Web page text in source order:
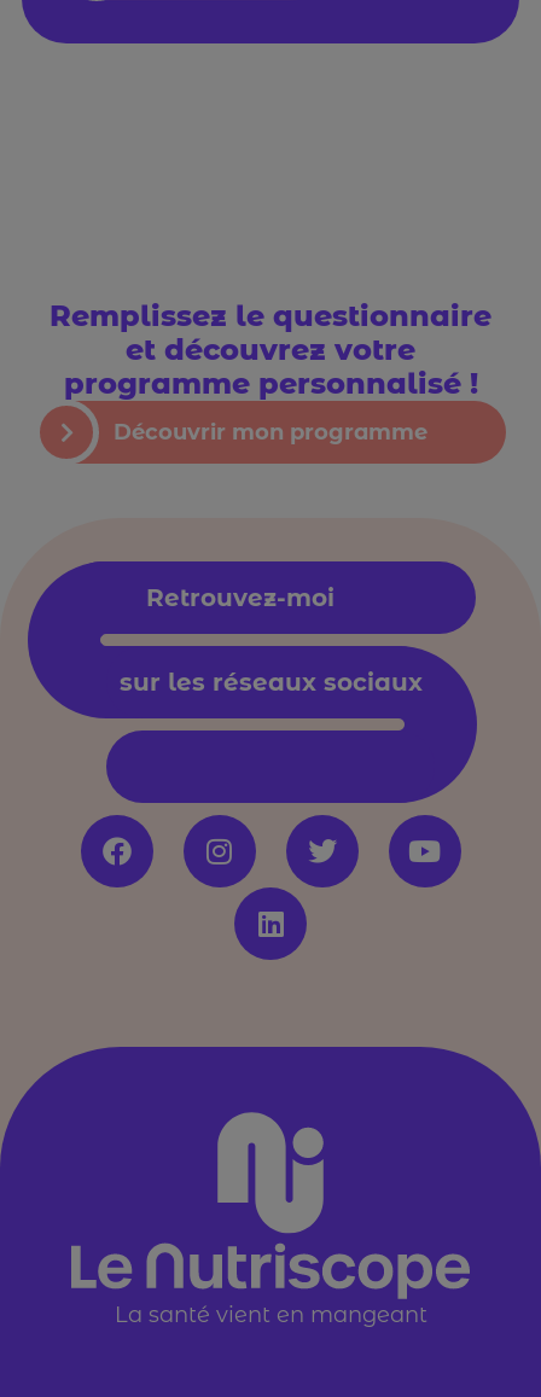
Remplissez le questionnaire
et découvrez votre
programme personnalisé !
Découvrir mon programme
Retrouvez-moi
sur les réseaux sociaux
La santé vient en mangeant